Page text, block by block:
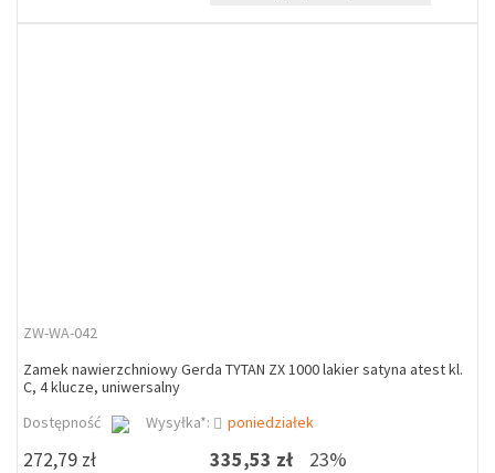
ZW-WA-042
Zamek nawierzchniowy Gerda TYTAN ZX 1000 lakier satyna atest kl.
C, 4 klucze, uniwersalny
Dostępność
Wysyłka*: poniedziałek
272,79 zł 335,53 zł 23%